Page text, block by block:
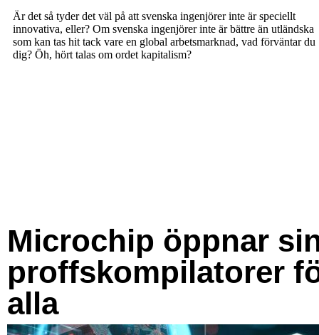
Microchip öppnar
proffskompilatorer
alla